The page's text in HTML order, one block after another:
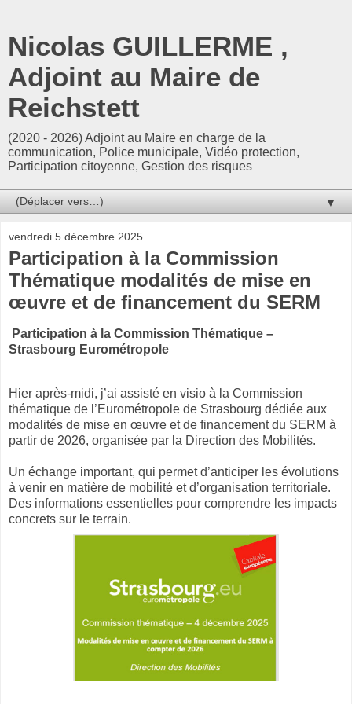
Nicolas GUILLERME ,
Adjoint au Maire de
Reichstett
(2020 - 2026) Adjoint au Maire en charge de la
communication, Police municipale, Vidéo protection,
Participation citoyenne, Gestion des risques
▼
vendredi 5 décembre 2025
Participation à la Commission
Thématique modalités de mise en
œuvre et de financement du SERM
Participation à la Commission Thématique –
Strasbourg Eurométropole
Hier après-midi, j’ai assisté en visio à la Commission
thématique de l’Eurométropole de Strasbourg dédiée aux
modalités de mise en œuvre et de financement du SERM à
partir de 2026, organisée par la Direction des Mobilités.
Un échange important, qui permet d’anticiper les évolutions
à venir en matière de mobilité et d’organisation territoriale.
Des informations essentielles pour comprendre les impacts
concrets sur le terrain.